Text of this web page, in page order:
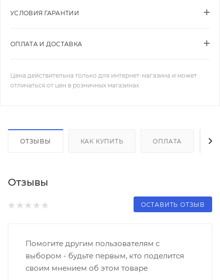
УСЛОВИЯ ГАРАНТИИ
ОПЛАТА И ДОСТАВКА
Цена действительна только для интернет-магазина и может
отличаться от цен в розничных магазинах
ОТЗЫВЫ КАК КУПИТЬ ОПЛАТА
Отзывы
ОСТАВИТЬ ОТЗЫВ
Помогите другим пользователям с
выбором - будьте первым, кто поделится
своим мнением об этом товаре